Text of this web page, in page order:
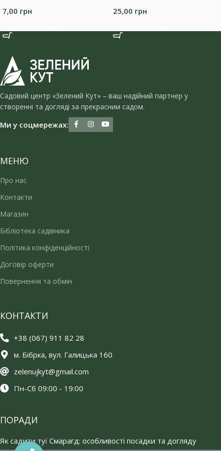
7,00 грн 25,00 грн
Садовий центр «Зелений Кут» – ваш надійний партнер у
створенні та догляді за прекрасним садом.
Ми у соцмережах:
МЕНЮ
Про нас
Контакти
Магазин
Бібліотека садівника
Політика конфіденційності
Договір оферти
Повернення та обмін
КОНТАКТИ
+38 (067) 911 82 28
м. Бібрка, вул. Галицька 160
zelenujkyt@gmail.com
Пн-Сб 09:00 - 19:00
ПОРАДИ
Як садити туї Смарагд: особливості посадки та догляду